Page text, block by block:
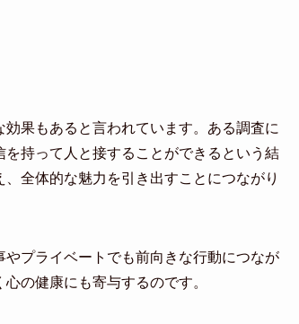
果もあると言われています。ある調査に
持って人と接することができるという結
全体的な魅力を引き出すことにつながり
プライベートでも前向きな行動につなが
の健康にも寄与するのです。